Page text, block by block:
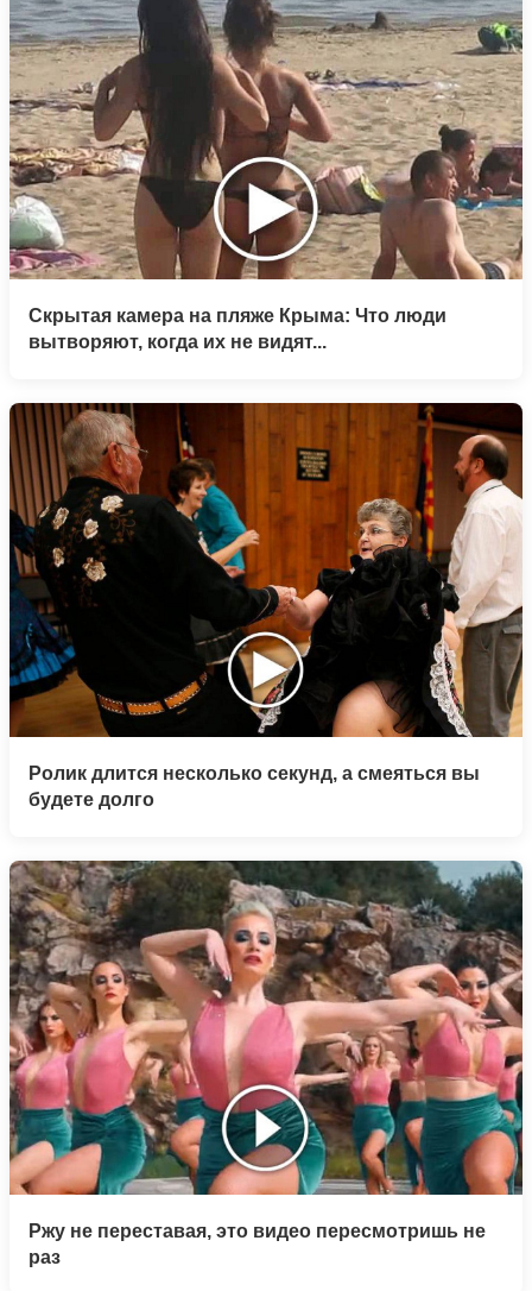
Скрытая камера на пляже Крыма: Что люди
вытворяют, когда их не видят...
Ролик длится несколько секунд, а смеяться вы
будете долго
Ржу не переставая, это видео пересмотришь не
раз